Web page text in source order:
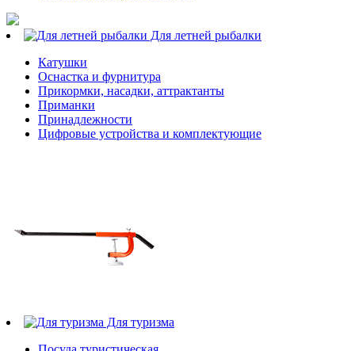
Для летней рыбалки
Катушки
Оснастка и фурнитура
Прикормки, насадки, аттрактанты
Приманки
Принадлежности
Цифровые устройства и комплектующие
Для туризма